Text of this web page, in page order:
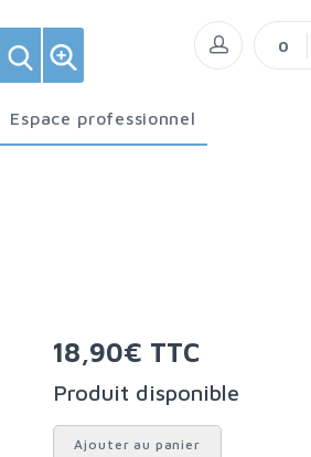
Espace professionnel
0
18,90€ TTC
Produit disponible
Ajouter au panier